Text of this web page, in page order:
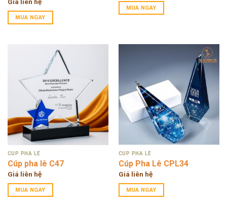
MUA NGAY
MUA NGAY
CÚP PHA LÊ
Cúp pha lê C47
Giá liên hệ
MUA NGAY
CÚP PHA LÊ
Cúp Pha Lê CPL34
Giá liên hệ
MUA NGAY